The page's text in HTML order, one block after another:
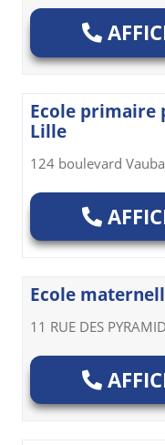
Ecole primaire
Lille
124 boulevard
Ecole
11 RUE DES